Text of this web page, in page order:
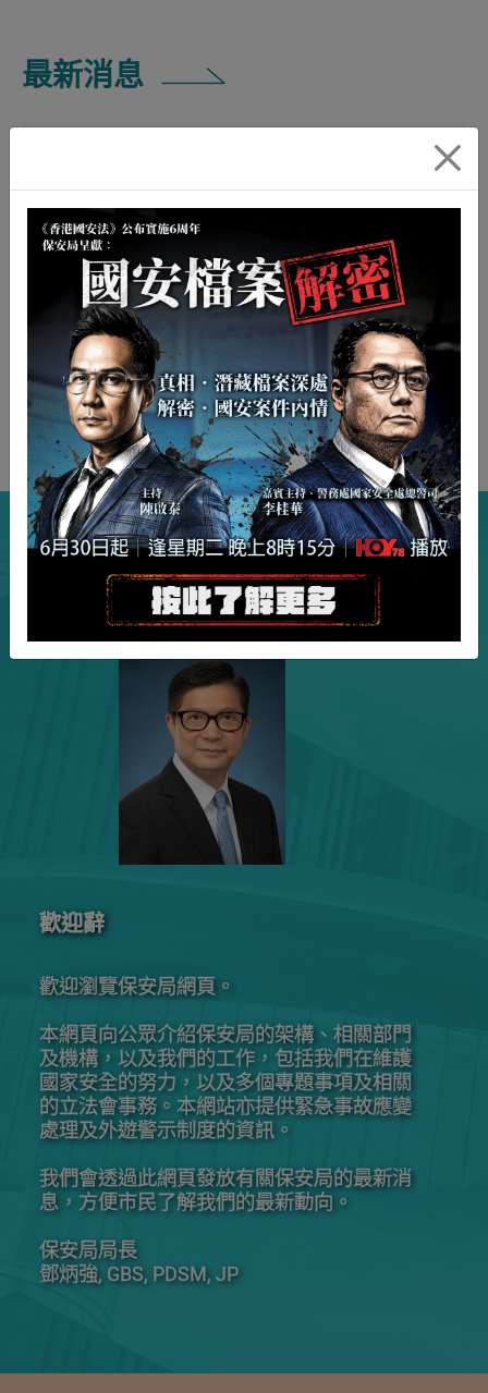
最新消息
保安局局長會見傳媒談話內容（只有
中文）
2026年08月07日
歡迎辭
歡迎瀏覽保安局網頁。
本網頁向公眾介紹保安局的架構、相關部門
及機構，以及我們的工作，包括我們在維護
國家安全的努力，以及多個專題事項及相關
的立法會事務。本網站亦提供緊急事故應變
處理及外遊警示制度的資訊。
我們會透過此網頁發放有關保安局的最新消
息，方便市民了解我們的最新動向。
保安局局長
鄧炳強, GBS, PDSM, JP